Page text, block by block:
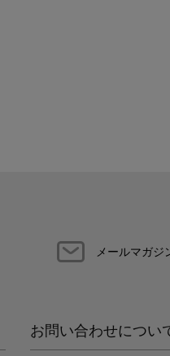
メールマガジ
お問い合わせについ